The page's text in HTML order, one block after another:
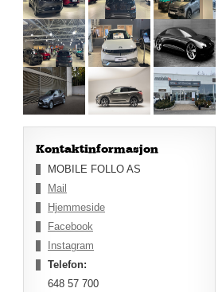
Kontaktinformasjon
MOBILE FOLLO AS
Mail
Hjemmeside
Facebook
Instagram
Telefon:
648 57 700